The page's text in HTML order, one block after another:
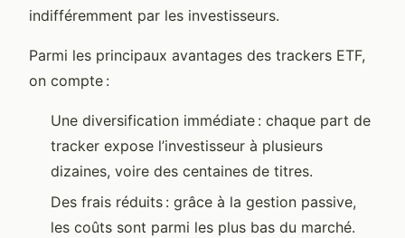
indifféremment par les investisseurs.
Parmi les principaux avantages des trackers ETF,
on compte :
Une diversification immédiate : chaque part de
tracker expose l’investisseur à plusieurs
dizaines, voire des centaines de titres.
Des frais réduits : grâce à la gestion passive,
les coûts sont parmi les plus bas du marché.